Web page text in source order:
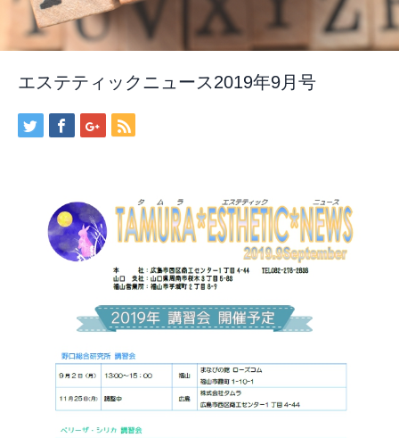
エステティックニュース2019年9月号